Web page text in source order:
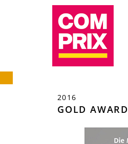
2016
GOLD AWARD